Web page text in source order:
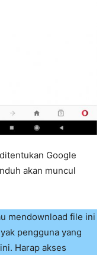
Google
akan muncul
mendownload file ini
pengguna yang
Harap akses